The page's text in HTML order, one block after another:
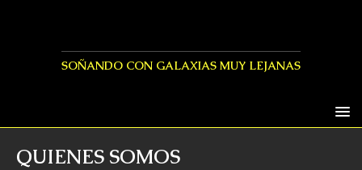
SOÑANDO CON GALAXIAS MUY LEJANAS
QUIENES SOMOS